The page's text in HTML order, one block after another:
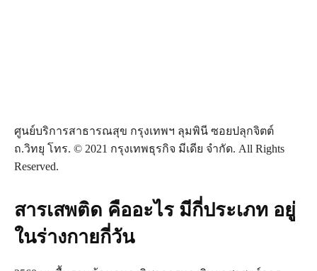
ศูนย์บริการสาธารณสุข กรุงเทพฯ ลุมพินี ซอยปลุกจิตต์
ถ.วิทยุ โทร. © 2021 กรุงเทพธุรกิจ มีเดีย จำกัด. All Rights
Reserved.
สารเสพติด คืออะไร มีกี่ประเภท อยู่
ในร่างกายกี่วัน